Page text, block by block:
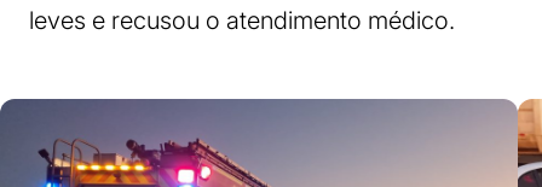
leves e recusou o atendimento médico.